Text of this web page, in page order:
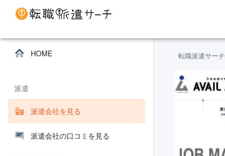
転職派遣サーチ
HOME
派遣
派遣会社を見る
派遣会社の口コミを見る